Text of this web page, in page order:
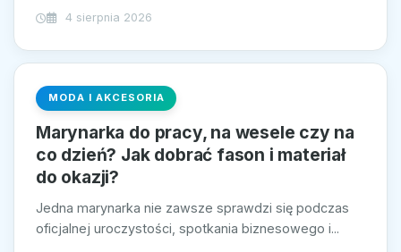
4 sierpnia 2026
MODA I AKCESORIA
Marynarka do pracy, na wesele czy na
co dzień? Jak dobrać fason i materiał
do okazji?
Jedna marynarka nie zawsze sprawdzi się podczas
oficjalnej uroczystości, spotkania biznesowego i...